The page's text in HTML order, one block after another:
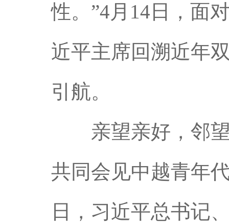
性。”4月14日，面
近平主席回溯近年
引航。
亲望亲好，邻望
共同会见中越青年
日，习近平总书记